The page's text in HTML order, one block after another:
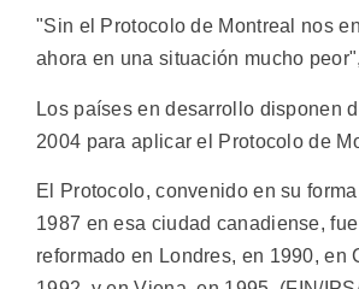
"Sin el Protocolo de Montreal nos
ahora en una situación mucho
Los países en desarrollo disponen
2004 para aplicar el Protocolo de
El Protocolo, convenido en su
1987 en esa ciudad canadiense,
reformado en Londres, en 1990, en